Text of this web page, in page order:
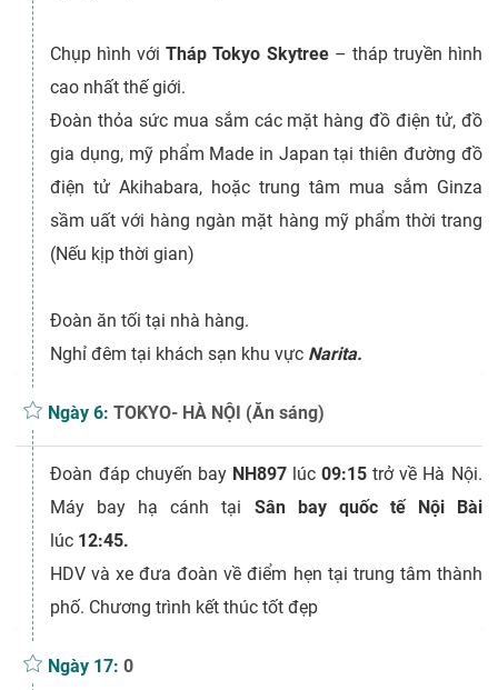
Chụp hình vớiTháp Tokyo Skytree– tháp truyền hình
cao nhất thế giới.
Đoàn thỏa sức mua sắm các mặt hàng đồ điện tử, đồ
gia dụng, mỹ phẩm Made in Japan tại thiên đường đồ
điện tử Akihabara, hoặc trung tâm mua sắm Ginza
sầm uất với hàng ngàn mặt hàng mỹ phẩm thời trang
(Nếu kịp thời gian)
Đoàn ăn tối tại nhà hàng.
Nghỉ đêm tại khách sạn khu vực Narita.
Ngày 6:TOKYO- HÀ NỘI (Ăn sáng)
Đoàn đáp chuyến bay NH897 lúc09:15trở về Hà Nội.
Máy bay hạ cánh tại Sân bay quốc tế Nội Bài
lúc 12:45.
HDV và xe đưa đoàn về điểm hẹn tại trung tâm thành
phố. Chương trình kết thúc tốt đẹp
Ngày 17:0